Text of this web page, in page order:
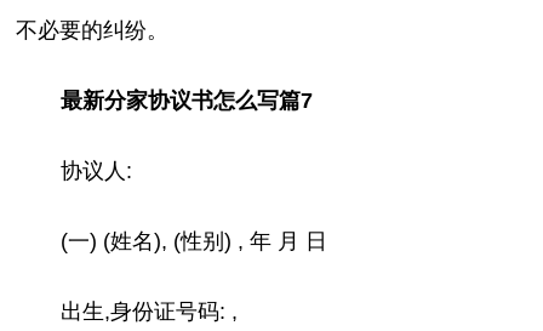
不必要的纠纷。
最新分家协议书怎么写篇7
协议人:
(一) (姓名), (性别) , 年 月 日
出生,身份证号码: ,